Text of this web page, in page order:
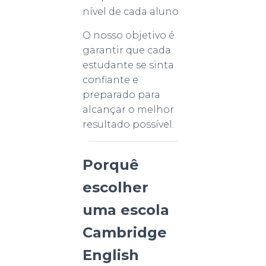
nível de cada aluno
O nosso objetivo é
garantir que cada
estudante se sinta
confiante e
preparado para
alcançar o melhor
resultado possível.
Porquê
escolher
uma escola
Cambridge
English